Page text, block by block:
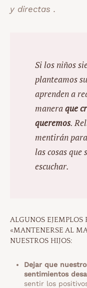
y directas .
Si los niños
planteamos
aprenden a
maneraque
queremos.
mentirán
las cosas que
escuchar.
ALGUNOS EJEMPLOS
«MANTENERSE AL
NUESTROS HIJOS:
Dejar que
sentimientos
sentir los